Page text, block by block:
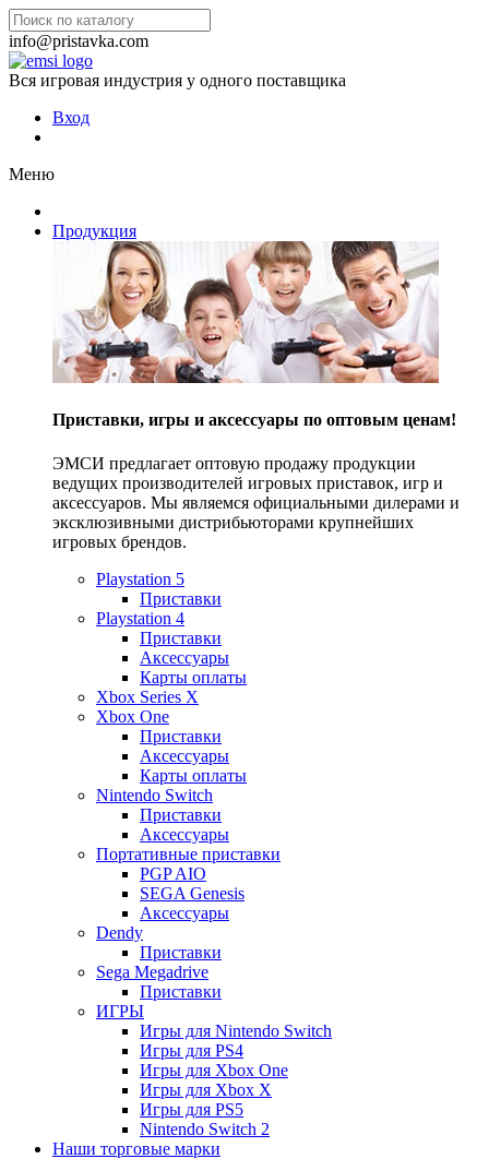
info@pristavka.com
Вся игровая индустрия у одного поставщика
Вход
Меню
Продукция
Приставки, игры и аксессуары по оптовым ценам!
ЭМСИ предлагает оптовую продажу продукции
ведущих производителей игровых приставок, игр и
аксессуаров. Мы являемся официальными дилерами и
эксклюзивными дистрибьюторами крупнейших
игровых брендов.
Playstation 5
Приставки
Playstation 4
Приставки
Аксессуары
Карты оплаты
Xbox Series X
Xbox One
Приставки
Аксессуары
Карты оплаты
Nintendo Switch
Приставки
Аксессуары
Портативные приставки
PGP AIO
SEGA Genesis
Аксессуары
Dendy
Приставки
Sega Megadrive
Приставки
ИГРЫ
Игры для Nintendo Switch
Игры для PS4
Игры для Xbox One
Игры для Xbox X
Игры для PS5
Nintendo Switch 2
Наши торговые марки